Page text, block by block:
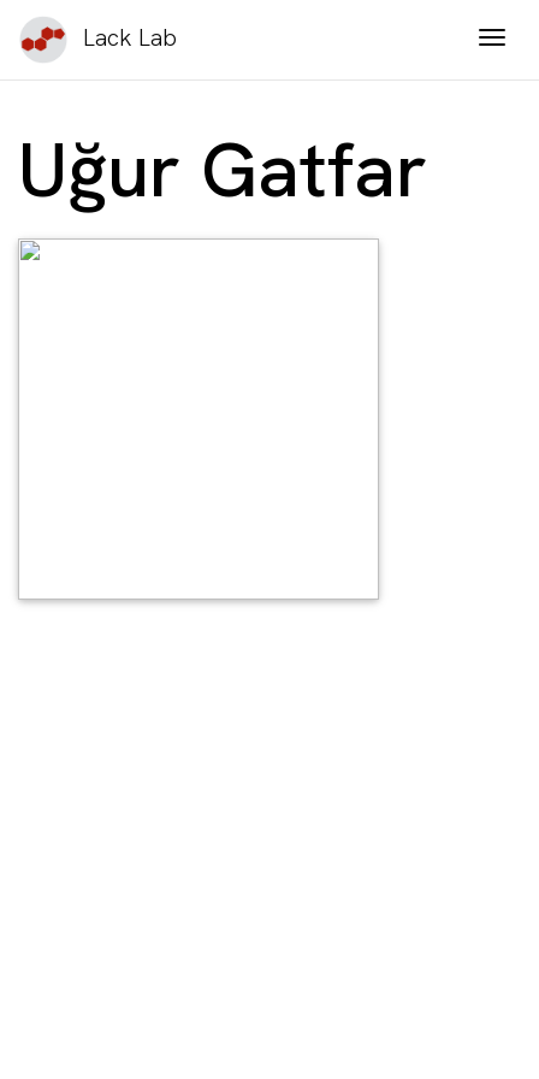
Lack Lab
Uğur Gatfar